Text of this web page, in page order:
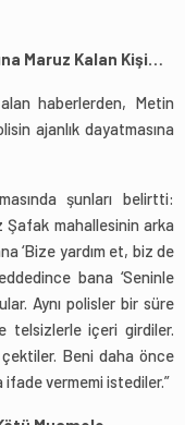
Maruz Kalan Kişi…
haberlerden, Metin
ajanlık dayatmasına
şunları belirtti:
Şafak mahallesinin arka
‘Bize yardım et, biz de
bana ‘Seninle
Aynı polisler bir süre
telsizlerle içeri girdiler.
Beni daha önce
ifade vermemi istediler.”